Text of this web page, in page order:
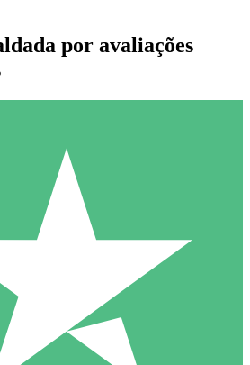
Créditos Individuais
com créditos de download. Sem
1000
por avaliações